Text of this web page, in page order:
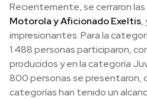
Recientemente, se cerraron
Motorola y Aficionado Exeltis,
impresionantes. Para la
1.488 personas participaron,
producidos y en la categoría
800 personas se presentaron,
categorías han tenido un